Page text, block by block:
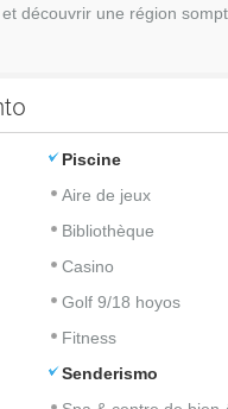
découvrir une région
Piscine
Aire de jeux
Bibliothèque
Casino
Golf 9/18 hoyos
Fitness
Senderismo